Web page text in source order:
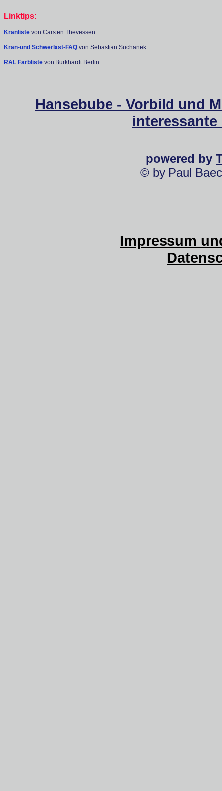
Linktips:
Kranliste von Carsten Thevessen
Kran-und Schwerlast-FAQ von Sebastian Suchanek
RAL Farbliste von Burkhardt Berlin
Hansebube - Vorbild und
powered by
© by Paul
Impressum